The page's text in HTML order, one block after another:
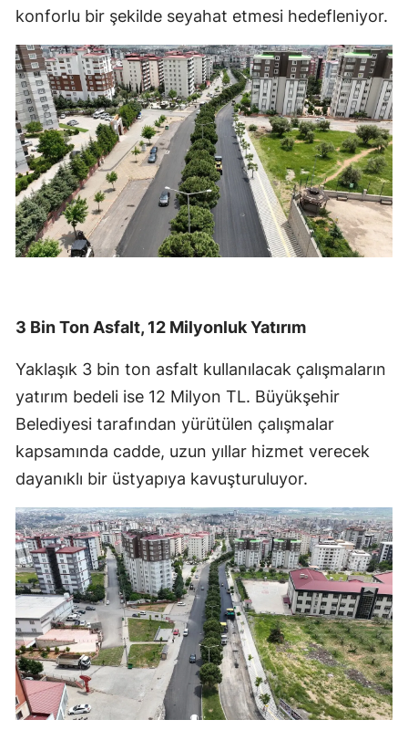
konforlu bir şekilde seyahat etmesi hedefleniyor.
3 Bin Ton Asfalt, 12 Milyonluk Yatırım
Yaklaşık 3 bin ton asfalt kullanılacak çalışmaların
yatırım bedeli ise 12 Milyon TL. Büyükşehir
Belediyesi tarafından yürütülen çalışmalar
kapsamında cadde, uzun yıllar hizmet verecek
dayanıklı bir üstyapıya kavuşturuluyor.